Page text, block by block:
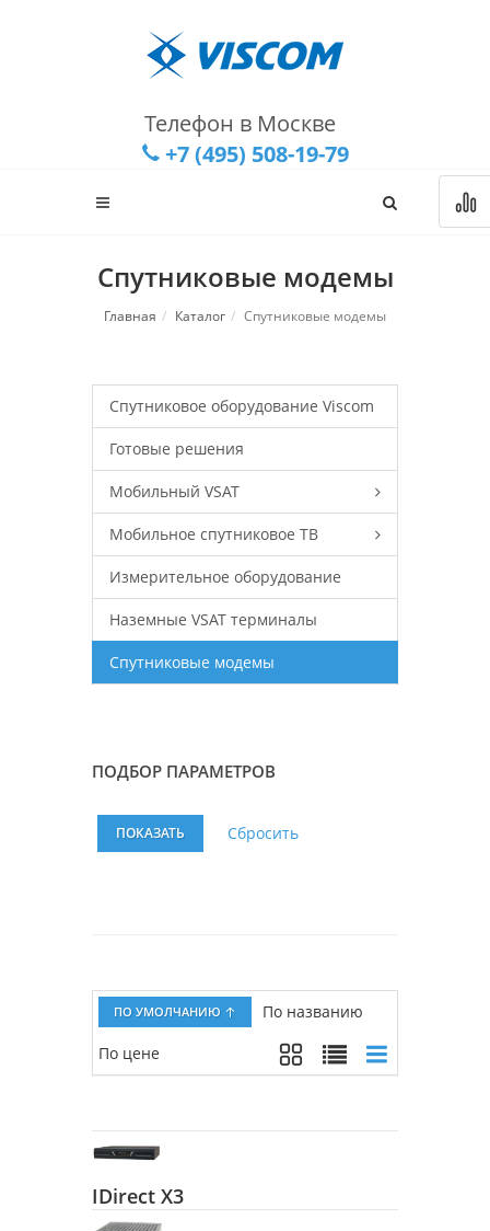
Телефон в Москве
+7 (495) 508-19-79
Спутниковые модемы
Главная Каталог Спутниковые модемы
Спутниковое оборудование Viscom
Готовые решения
Мобильный VSAT
Мобильное спутниковое ТВ
Измерительное оборудование
Наземные VSAT терминалы
Спутниковые модемы
ПОДБОР ПАРАМЕТРОВ
ПО УМОЛЧАНИЮ
По названию
По цене
IDirect X3